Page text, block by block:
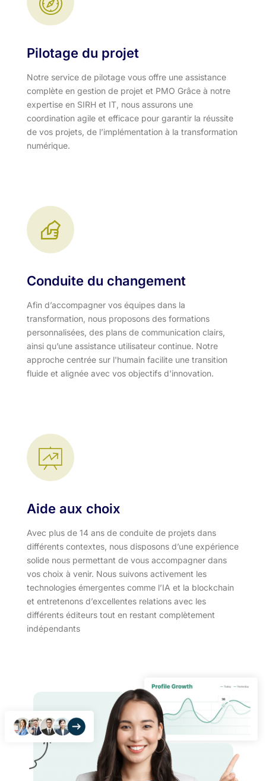
Pilotage du projet
Notre service de pilotage vous offre une assistance
complète en gestion de projet et PMO Grâce à notre
expertise en SIRH et IT, nous assurons une
coordination agile et efficace pour garantir la réussite
de vos projets, de l’implémentation à la transformation
numérique.
Conduite du changement
Afin d’accompagner vos équipes dans la
transformation, nous proposons des formations
personnalisées, des plans de communication clairs,
ainsi qu’une assistance utilisateur continue. Notre
approche centrée sur l'humain facilite une transition
fluide et alignée avec vos objectifs d'innovation.​
Aide aux choix
Avec plus de 14 ans de conduite de projets dans
différents contextes, nous disposons d’une expérience
solide nous permettant de vous accompagner dans
vos choix à venir. Nous suivons activement les
technologies émergentes comme l’IA et la blockchain
et entretenons d’excellentes relations avec les
différents éditeurs tout en restant complètement
indépendants